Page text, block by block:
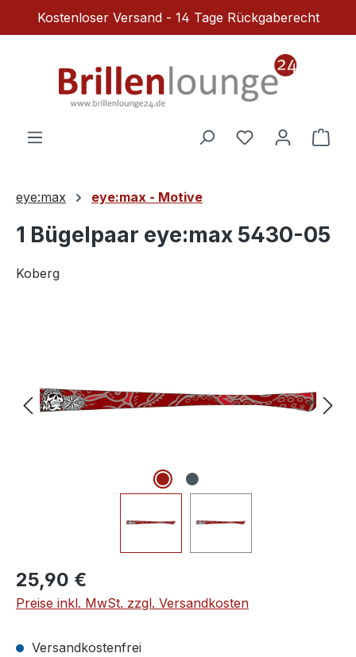
Zum Hauptinhalt springen
Kostenloser Versand - 14 Tage Rückgaberecht
Du hast 0
eye:max eye:max - Motive
1 Bügelpaar eye:max 5430-05
Koberg
Regulärer Preis:
25,90 €
Preise inkl. MwSt. zzgl. Versandkosten
Versandkostenfrei